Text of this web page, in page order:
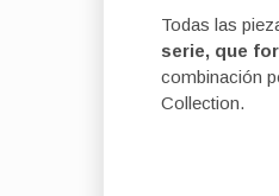
Todas las
serie, que
combinación
Collection.